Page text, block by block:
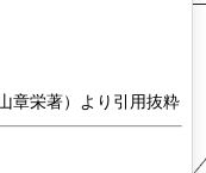
章栄著）より引用抜粋